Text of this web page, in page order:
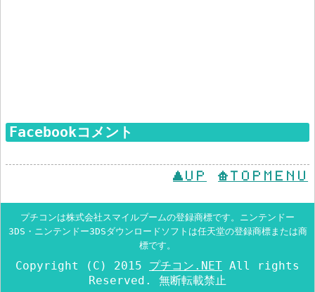
Facebookコメント
UP TOPMENU
プチコンは株式会社スマイルブームの登録商標です。ニンテンドー
3DS・ニンテンドー3DSダウンロードソフトは任天堂の登録商標または商
標です。
Copyright (C) 2015 プチコン.NET All rights
Reserved. 無断転載禁止